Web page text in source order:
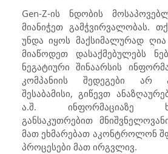
Gen-Z-ის ნდობის
მიანიჭეთ გამჭვირვალობას.
უნდა იყოს მაქსიმალურად
მიაწოდეთ დასაქმებულებს
ნეგატიური შინაარსის
კომპანიის შედეგები არ
შესაბამისი, გიწევთ
ა.შ. ინფორმაციაზე
განსაკუთრებით
მათ ეხმარებათ აკონტროლონ
პროცესები მათ ირგვლივ.